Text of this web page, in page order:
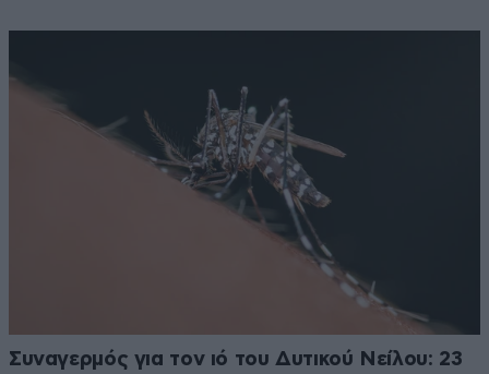
Συναγερμός για τον ιό του Δυτικού Νείλου: 23